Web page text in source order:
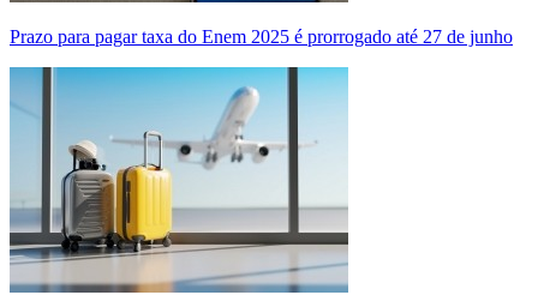
Prazo para pagar taxa do Enem 2025 é prorrogado até 27 de junho